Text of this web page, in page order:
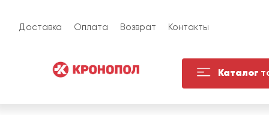
Доставка Оплата Возврат Контакты
Каталог